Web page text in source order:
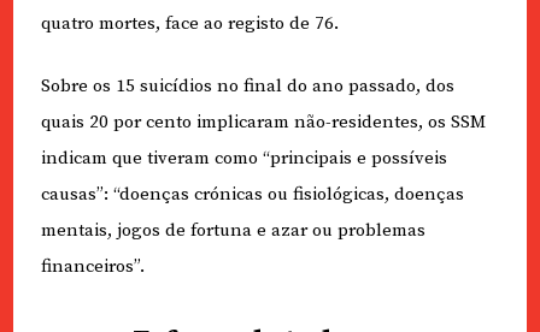
quatro mortes, face ao registo de 76.
Sobre os 15 suicídios no final do ano passado, dos
quais 20 por cento implicaram não-residentes, os SSM
indicam que tiveram como “principais e possíveis
causas”: “doenças crónicas ou fisiológicas, doenças
mentais, jogos de fortuna e azar ou problemas
financeiros”.